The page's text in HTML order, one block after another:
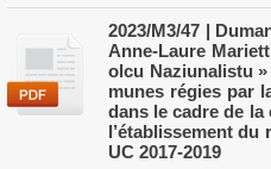
2023/M3/47 |
Anne-Laure
olcu Naziunalistu
munes régies par
dans le cadre de
l’établissement du
UC 2017-2019